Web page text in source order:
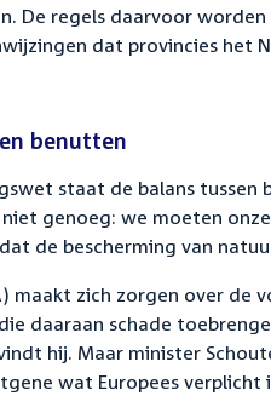
De regels daarvoor
dat provincies het
benutten
staat de balans
niet genoeg: we moeten
de bescherming van
maakt zich zorgen over de
daaraan schade
hij. Maar minister
wat Europees verplicht